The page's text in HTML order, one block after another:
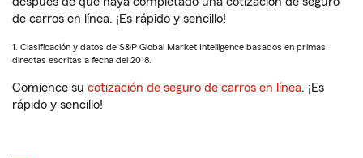
de carros en línea. ¡Es rápido y sencillo!
1. Clasificación y datos de S&P Global Market Intelligence basados en primas
directas escritas a fecha del 2018.
Comience su cotización de seguro de carros en línea. ¡Es
rápido y sencillo!